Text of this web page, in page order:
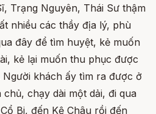
Trạng Nguyên, Thái Sư thậm
nhiều các thầy địa lý, phù
đây để tìm huyệt, kẻ muốn
kẻ lại muốn thu phục được
khách ấy tìm ra được ở
chạy dài một dải, đi qua
Bi, đến Kệ Châu rồi đến